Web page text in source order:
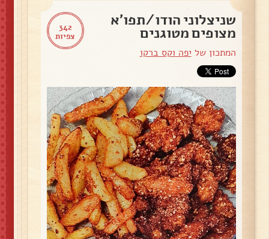
342
צפיות
שניצלוני הודו/תפו'א
מצופים מטוגנים
המתכון של יפה וקס ברקו